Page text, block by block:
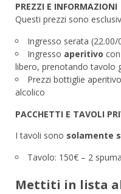
PREZZI E INFORMAZIONI
Questi prezzi sono
Ingresso serata
Ingresso aperitivo
libero, prenotando tavolo
Prezzi bottiglie
alcolico
PACCHETTI E TAVOLI
I tavoli sono solamente
Tavolo: 150€ – 2
Mettiti in lista